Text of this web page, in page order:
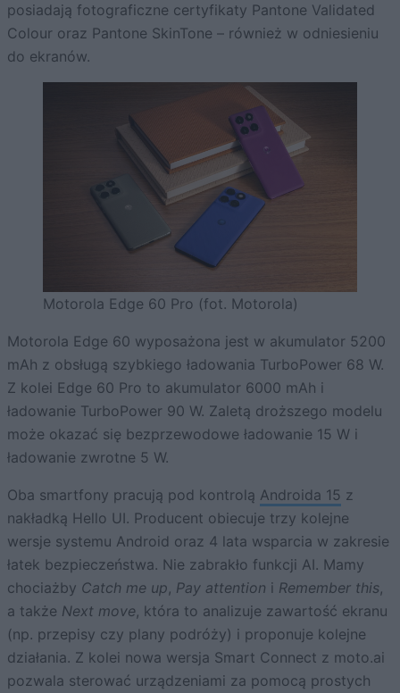
posiadają fotograficzne certyfikaty Pantone Validated
Colour oraz Pantone SkinTone – również w odniesieniu
do ekranów.
Motorola Edge 60 Pro (fot. Motorola)
Motorola Edge 60 wyposażona jest w akumulator 5200
mAh z obsługą szybkiego ładowania TurboPower 68 W.
Z kolei Edge 60 Pro to akumulator 6000 mAh i
ładowanie TurboPower 90 W. Zaletą droższego modelu
może okazać się bezprzewodowe ładowanie 15 W i
ładowanie zwrotne 5 W.
Oba smartfony pracują pod kontrolą Androida 15 z
nakładką Hello UI. Producent obiecuje trzy kolejne
wersje systemu Android oraz 4 lata wsparcia w zakresie
łatek bezpieczeństwa. Nie zabrakło funkcji AI. Mamy
chociażby Catch me up, Pay attention i Remember this,
a także Next move, która to analizuje zawartość ekranu
(np. przepisy czy plany podróży) i proponuje kolejne
działania. Z kolei nowa wersja Smart Connect z moto.ai
pozwala sterować urządzeniami za pomocą prostych